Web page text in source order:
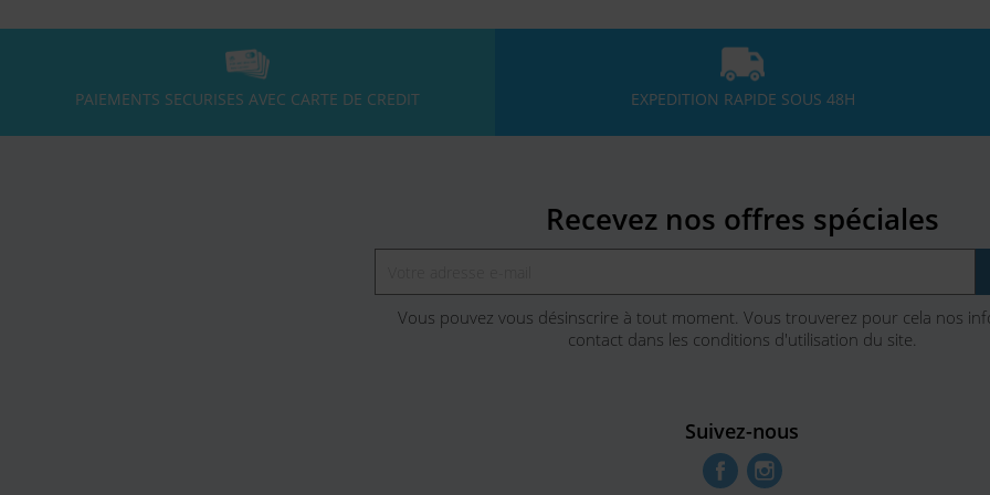
PAIEMENTS SECURISES AVEC CARTE DE CREDIT EXPEDITION RAPIDE SOUS 48H
Recevez nos offres spéciales
Vous pouvez vous désinscrire à tout moment. Vous trouverez pour cela nos
contact dans les conditions d'utilisation du site.
Suivez-nous
FacebookInstagram